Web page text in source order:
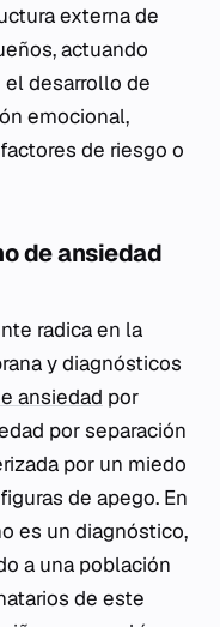
externa de
actuando
desarrollo de
emocional,
de riesgo o
de ansiedad
radica en la
y diagnósticos
ansiedad por
por separación
por un miedo
de apego. En
es un diagnóstico,
a una población
de este